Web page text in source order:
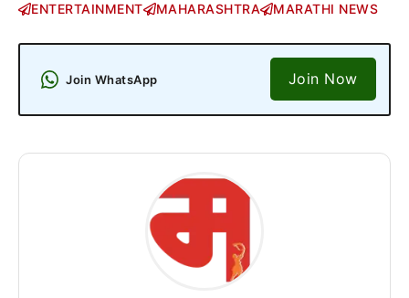
ENTERTAINMENT MAHARASHTRA MARATHI NEWS
Join WhatsApp Join Now